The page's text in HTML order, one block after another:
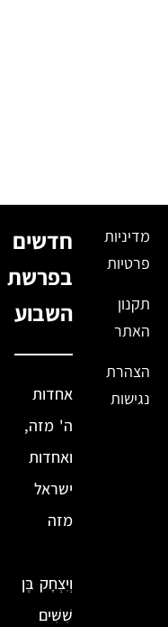
מדיניות
פרטיות
תקנון
האתר
הצהרת
נגישות
חדשים
בפרשת
השבוע
אחדות
ה' מזה,
ואחדות
ישראל
מזה
וְיִצְחָק בֶּן
שִׁשִּׁים